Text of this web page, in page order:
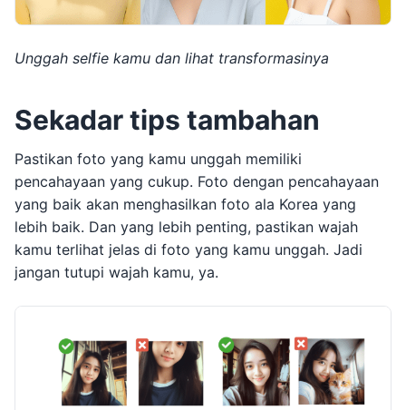
Unggah selfie kamu dan lihat transformasinya
Sekadar tips tambahan
Pastikan foto yang kamu unggah memiliki
pencahayaan yang cukup. Foto dengan pencahayaan
yang baik akan menghasilkan foto ala Korea yang
lebih baik. Dan yang lebih penting, pastikan wajah
kamu terlihat jelas di foto yang kamu unggah. Jadi
jangan tutupi wajah kamu, ya.